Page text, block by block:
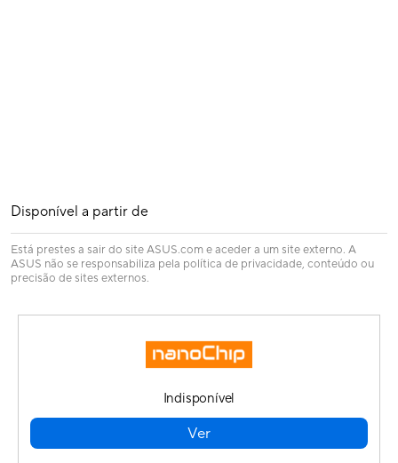
Disponível a partir de
Está prestes a sair do site ASUS.com e aceder a um site externo. A
ASUS não se responsabiliza pela política de privacidade, conteúdo ou
precisão de sites externos.
Indisponível
Ver